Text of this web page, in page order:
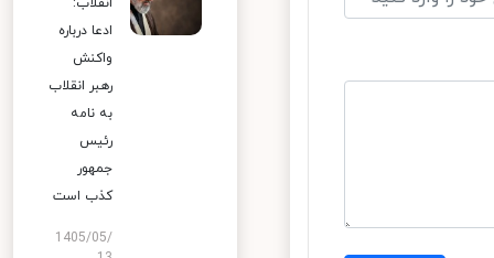
ادعا درباره
واکنش
رهبر انقلاب
به نامه
رئیس
جمهور
کذب است
1405/05/